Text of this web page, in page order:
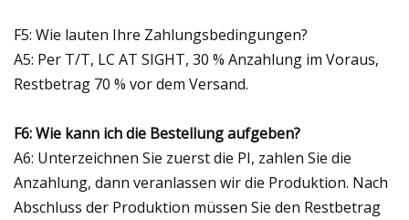
F5: Wie lauten Ihre Zahlungsbedingungen?
A5: Per T/T, LC AT SIGHT, 30 % Anzahlung im Voraus,
Restbetrag 70 % vor dem Versand.
F6: Wie kann ich die Bestellung aufgeben?
A6: Unterzeichnen Sie zuerst die PI, zahlen Sie die
Anzahlung, dann veranlassen wir die Produktion. Nach
Abschluss der Produktion müssen Sie den Restbetrag